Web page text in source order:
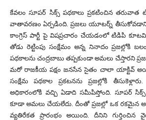
కేవలం సూపర్ సిక్స్ పథకాలు ప్రకటించిన
వాతావరణం ఏర్పడింది. ప్రజలు యూటర్న్
కాంగ్రెస్ పార్టీ పై విషప్రచారం చేయడంలో టిడిపి
తోడు రెట్టింపు సంక్షేమం అన్న నినాదం ప్రజల్లోకి
పథకాలను చంద్రబాబు తప్పకుండా అమలు చేస్తారని
మరో రాజకీయ పక్షం జనసేన సైతం చాలా యాక్టివ్
సంక్షేమ పథకాల ప్రకటనను ప్రజల్లోకి
అధికారంలోకి వచ్చి ఏడాది సమీపిస్తోంది. సూపర్
కూడా అమలు చేయలేదు. దీంతో ప్రజల్లో ఒక రకమైన
వ్యతిరేకత ప్రారంభం అయింది. దీనిని గుర్తించిన